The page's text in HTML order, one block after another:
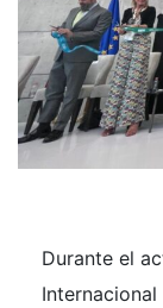
Durante el